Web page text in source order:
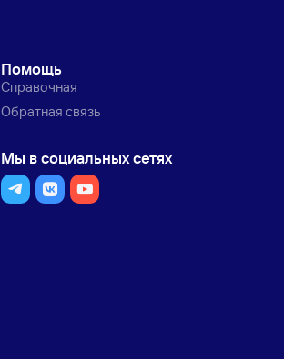
Помощь
Справочная
Обратная связь
Мы в социальных сетях